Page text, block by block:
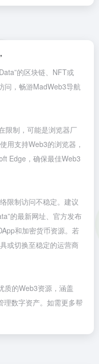
的区块链、NFT或
问，畅游MadWeb3导航
制，可能是浏览器厂
用支持Web3的浏览器，
Edge ，确保最佳Web3
制访问不稳定。建议
的最新网址、官方发布
和加密货币资源。若
或切换至稳定的运营商
的Web3资源，涵盖
理数字资产。如需更多帮